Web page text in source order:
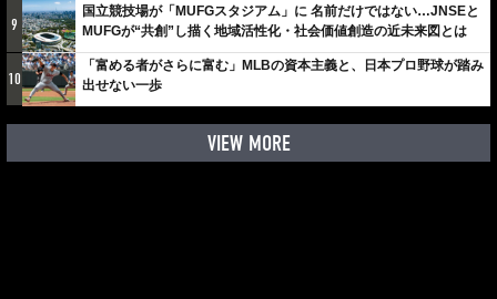
9
国立競技場が「MUFGスタジアム」に 名前だけではない…JNSEと
MUFGが“共創”し描く地域活性化・社会価値創造の近未来図とは
10
「富める者がさらに富む」MLBの資本主義と、日本プロ野球が踏み
出せない一歩
VIEW MORE